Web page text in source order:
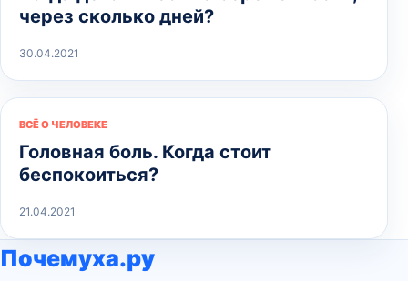
через сколько дней?
30.04.2021
ВСЁ О ЧЕЛОВЕКЕ
Головная боль. Когда стоит
беспокоиться?
21.04.2021
Почемуха.ру